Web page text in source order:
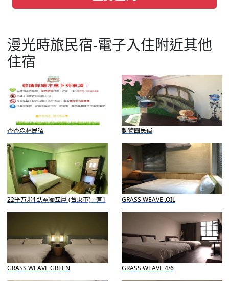
漫光時旅民宿-電子入住附近其他
住宿
香香森林民宿 動物園民宿
22平方米1臥室獨立屋 (台東市) - 有1
間私人浴室
GRASS WEAVE .OIL
GRASS WEAVE GREEN GRASS WEAVE 4/6